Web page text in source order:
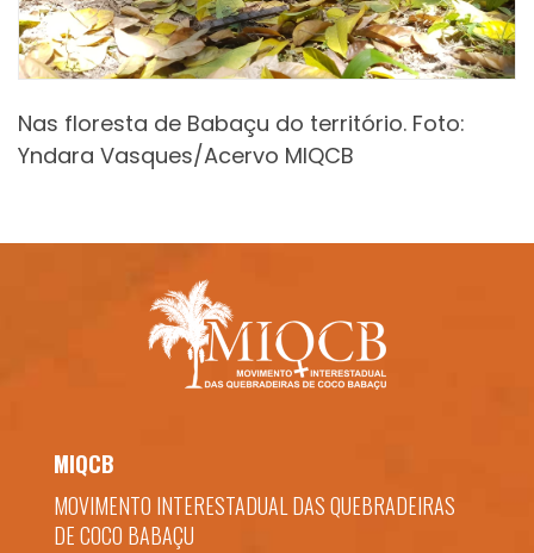
Nas floresta de Babaçu do território. Foto:
Yndara Vasques/Acervo MIQCB
MIQCB
MOVIMENTO INTERESTADUAL DAS QUEBRADEIRAS
DE COCO BABAÇU